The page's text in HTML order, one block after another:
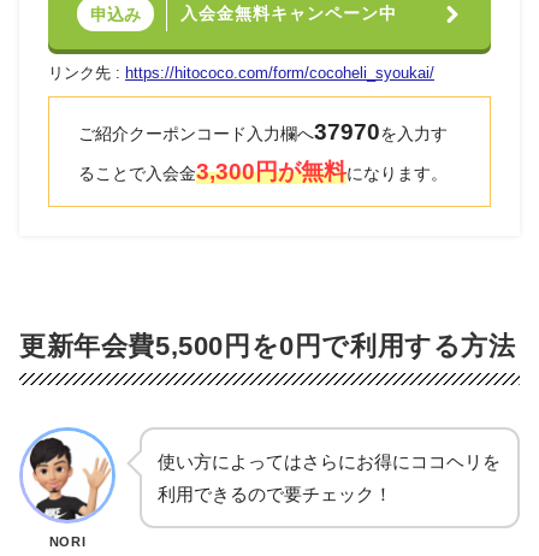
申込み 入会金無料キャンペーン中
リンク先 : https://hitococo.com/form/cocoheli_syoukai/
ご紹介クーポンコード入力欄へ37970を入力す
ることで入会金3,300円が無料になります。
更新年会費5,500円を0円で利用する方法
NORI
使い方によってはさらにお得にココヘリを
利用できるので要チェック！